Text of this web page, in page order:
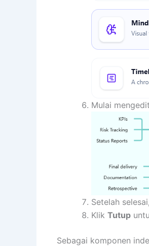
Mulai
Setelah
Klik Tutup
Sebagai komponen